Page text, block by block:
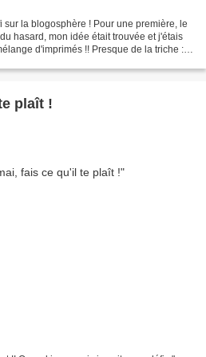
sur la blogosphère ! Pour une première, le
hasard, mon idée était trouvée et j'étais
d'imprimés !! Presque de la triche :
plaît !